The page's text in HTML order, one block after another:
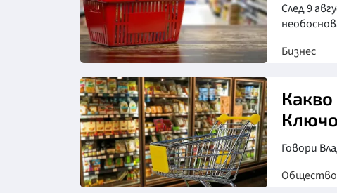
След 9
Бизнес
Какво
Говори
Общество